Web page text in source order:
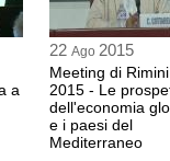
a
22 Ago 2015
Meeting di Rimini
2015 - Le
dell'economia
e i paesi del
Mediterraneo